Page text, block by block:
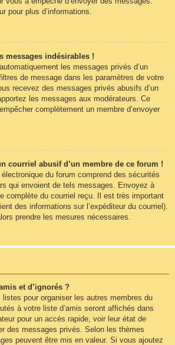
pour plus d’informations.
messages indésirables !
les messages privés d’un
de message dans les paramètres de votre
recevez des messages privés abusifs d’un
les messages aux modérateurs. Ce
complètement un membre d’envoyer
courriel abusif d’un membre de ce forum !
du forum comprend des sécurités
qui envoient de tels messages. Envoyez à
complète du courriel reçu. Il est très important
des informations sur l’expéditeur du courriel).
prendre les mesures nécessaires.
et d’ignorés ?
pour organiser les autres membres du
à votre liste d’amis seront affichés dans
pour un accès rapide, voir leur état de
des messages privés. Selon les thèmes
peuvent être mis en valeur. Si vous ajoutez